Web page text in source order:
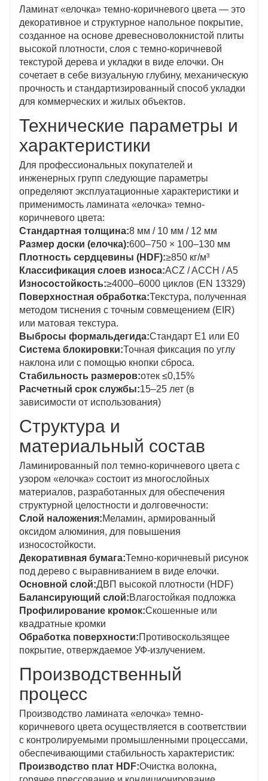
Ламинат «елочка» темно-коричневого цвета — это
декоративное и структурное напольное покрытие,
созданное на основе древесноволокнистой плиты
высокой плотности, слоя с темно-коричневой
текстурой дерева и укладки в виде елочки. Он
сочетает в себе визуальную глубину, механическую
прочность и стандартизированный способ укладки
для коммерческих и жилых объектов.
Технические параметры и
характеристики
Для профессиональных покупателей и
инженерных групп следующие параметры
определяют эксплуатационные характеристики и
применимость ламината «елочка» темно-
коричневого цвета:
Стандартная толщина:8 мм / 10 мм / 12 мм
Размер доски (елочка):600–750 × 100–130 мм
Плотность сердцевины (HDF):≥850 кг/м³
Классификация слоев износа:ACZ / ACCH / A5
Износостойкость:≥4000–6000 циклов (EN 13329)
Поверхностная обработка:Текстура, полученная
методом тиснения с точным совмещением (EIR)
или матовая текстура.
Выбросы формальдегида:Стандарт E1 или E0
Система блокировки:Точная фиксация по углу
наклона или с помощью кнопки сброса.
Стабильность размеров:отек ≤0,15%
Расчетный срок службы:15–25 лет (в
зависимости от использования)
Структура и
материальный состав
Ламинированный пол темно-коричневого цвета с
узором «елочка» состоит из многослойных
материалов, разработанных для обеспечения
структурной целостности и долговечности:
Слой наложения:Меламин, армированный
оксидом алюминия, для повышения
износостойкости.
Декоративная бумага:Темно-коричневый рисунок
под дерево с выравниванием в виде елочки.
Основной слой:ДВП высокой плотности (HDF)
Балансирующий слой:Влагостойкая подложка
Профилирование кромок:Скошенные или
квадратные кромки
Обработка поверхности:Противоскользящее
покрытие, отверждаемое УФ-излучением.
Производственный
процесс
Производство ламината «елочка» темно-
коричневого цвета осуществляется в соответствии
с контролируемыми промышленными процессами,
обеспечивающими стабильность характеристик:
Производство плат HDF:Очистка волокна,